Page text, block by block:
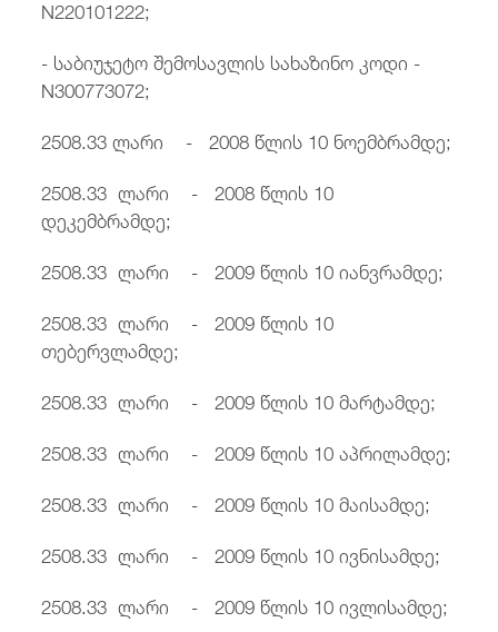
N220101222;
- საბიუჯეტო შემოსავლის სახაზინო კოდი -
N300773072;
2508.33 ლარი - 2008 წლის 10 ნოემბრამდე;
2508.33 ლარი - 2008 წლის 10
დეკემბრამდე;
2508.33 ლარი - 2009 წლის 10 იანვრამდე;
2508.33 ლარი - 2009 წლის 10
თებერვლამდე;
2508.33 ლარი - 2009 წლის 10 მარტამდე;
2508.33 ლარი - 2009 წლის 10 აპრილამდე;
2508.33 ლარი - 2009 წლის 10 მაისამდე;
2508.33 ლარი - 2009 წლის 10 ივნისამდე;
2508.33 ლარი - 2009 წლის 10 ივლისამდე;